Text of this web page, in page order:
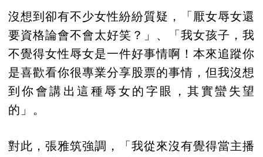
沒想到卻有不少女性紛紛質疑，「厭女辱女還
要資格論會不會太好笑？」、「我女孩子，我
不覺得女性辱女是一件好事情啊！本來追蹤你
是喜歡看你很專業分享股票的事情，但我沒想
到你會講出這種辱女的字眼，其實蠻失望
的」。
對此，張雅筑強調，「我從來沒有覺得當主播